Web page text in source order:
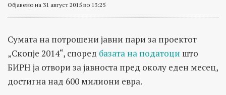
Објавено на 31 август 2015 во 13:25
Сумата на потрошени јавни пари за проектот
„Скопје 2014“, според базата на податоци што
БИРН ја отвори за јавноста пред околу еден месец,
достигна над 600 милиони евра.